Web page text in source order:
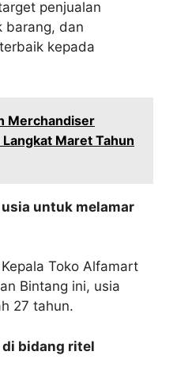
penjualan
barang, dan
kepada
Merchandiser
Maret Tahun
untuk melamar
Toko Alfamart
Bintang ini, usia
27 tahun.
di bidang ritel